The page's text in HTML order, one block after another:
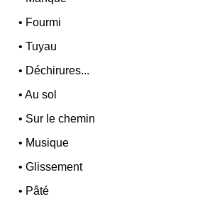
• Fourmi
•Tuyau
• Déchirures...
•Au sol
• Sur le chemin
• Musique
•Glissement
• Pâté